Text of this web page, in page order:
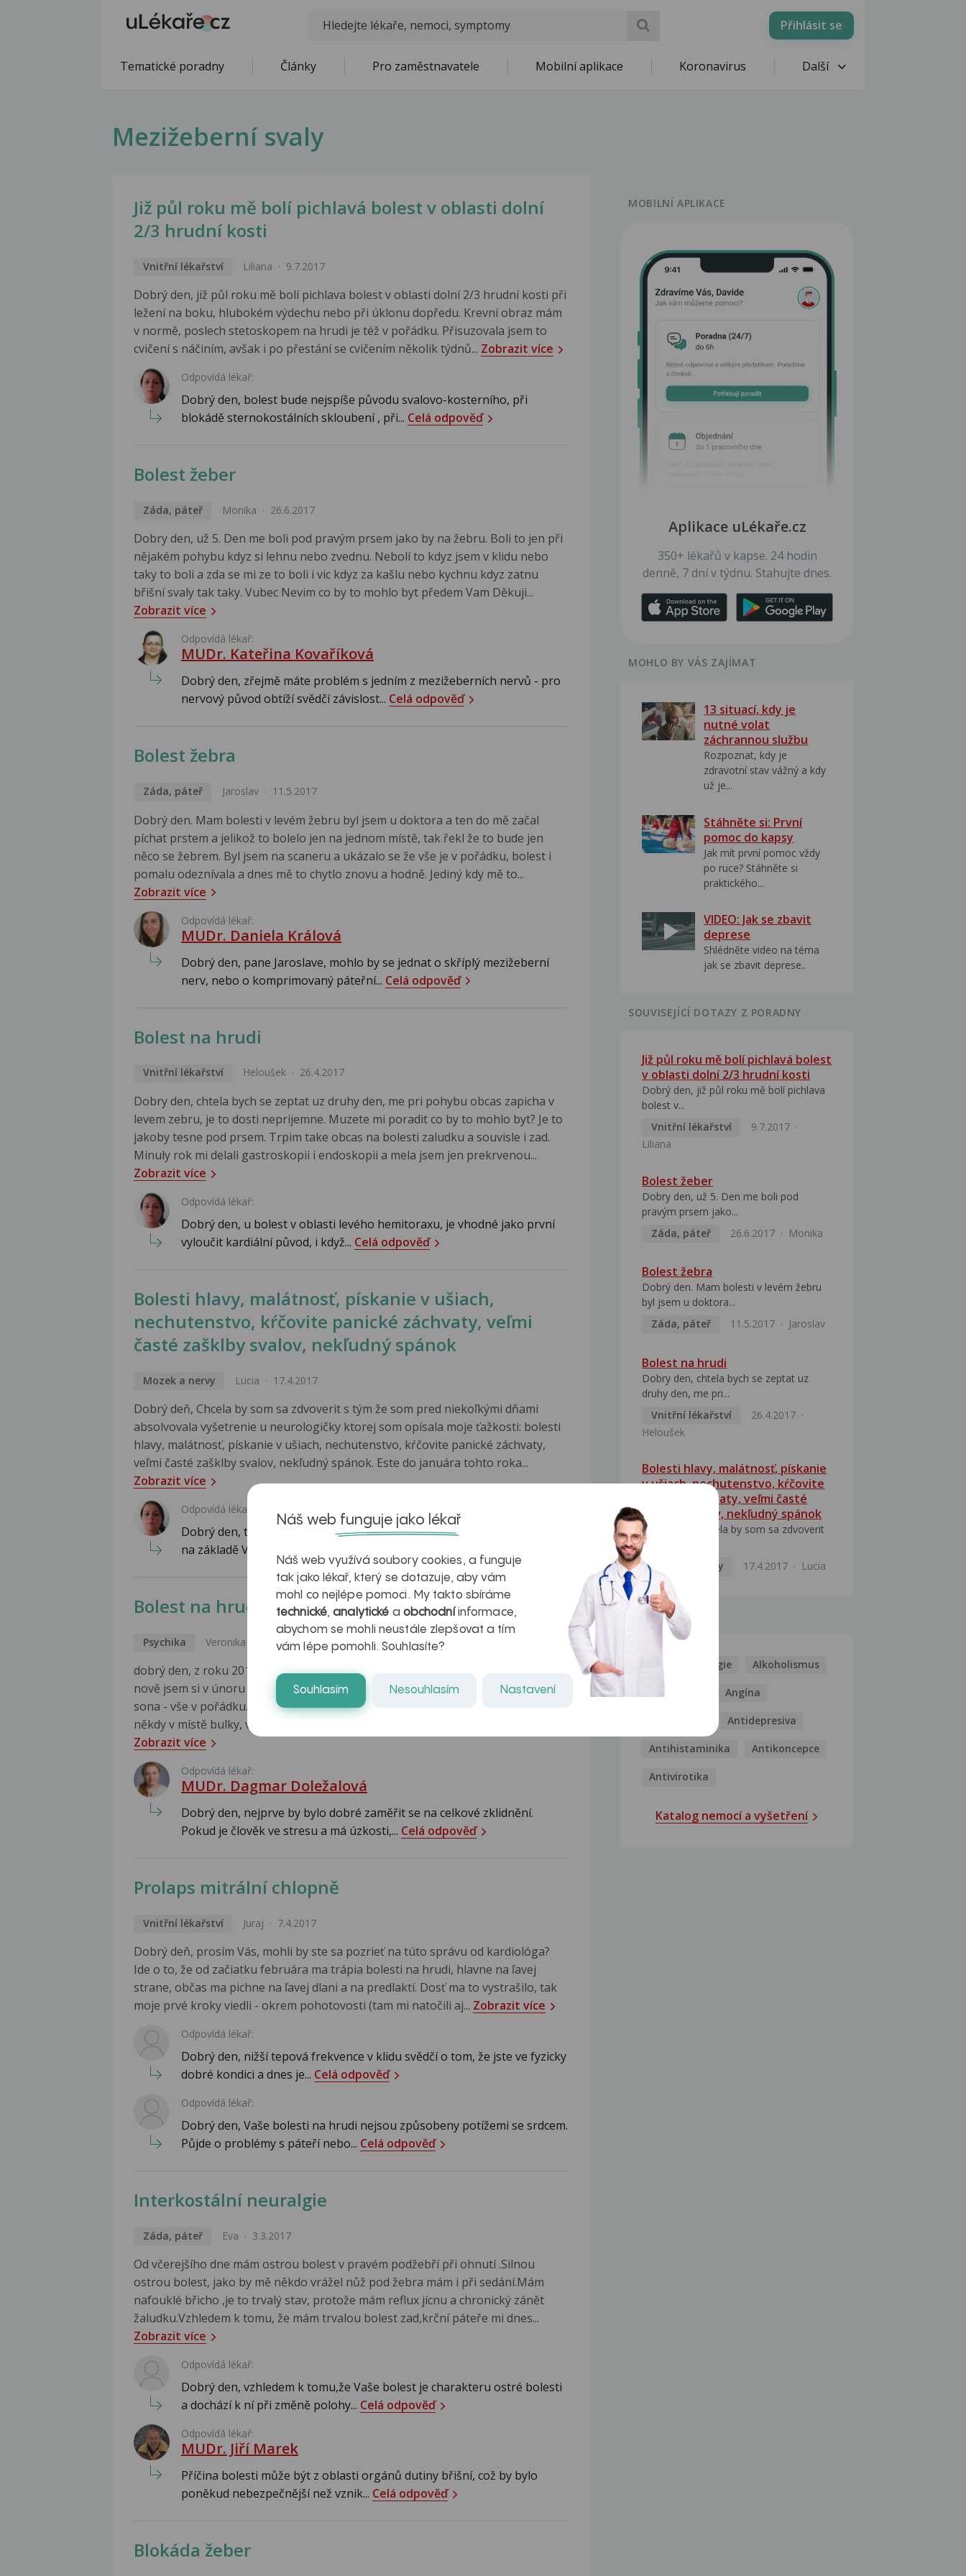
Přihlásit se
Tematické poradny Články Pro zaměstnavatele Mobilní aplikace Koronavirus Další
Mezižeberní svaly
Již půl roku mě bolí pichlavá bolest v oblasti dolní
2/3 hrudní kosti
Vnitřní lékařství Liliana 9.7.2017
Dobrý den, již půl roku mě bolí pichlava bolest v oblasti dolní 2/3 hrudní kosti při
ležení na boku, hlubokém výdechu nebo při úklonu dopředu. Krevní obraz mám
v normě, poslech stetoskopem na hrudi je též v pořádku. Přisuzovala jsem to
cvičení s náčiním, avšak i po přestání se cvičením několik týdnů... Zobrazit více
Odpovídá lékař:
Dobrý den, bolest bude nejspíše původu svalovo-kosterního, při
blokádě sternokostálních skloubení , při... Celá odpověď
Bolest žeber
Záda, páteř Monika 26.6.2017
Dobry den, už 5. Den me boli pod pravým prsem jako by na žebru. Boli to jen při
nějakém pohybu kdyz si lehnu nebo zvednu. Nebolí to kdyz jsem v klidu nebo
taky to boli a zda se mi ze to boli i vic kdyz za kašlu nebo kychnu kdyz zatnu
břišní svaly tak taky. Vubec Nevim co by to mohlo byt předem Vam Děkuji...
Zobrazit více
Odpovídá lékař:
MUDr. Kateřina Kovaříková
Dobrý den, zřejmě máte problém s jedním z mezižeberních nervů - pro
nervový původ obtíží svědčí závislost... Celá odpověď
Bolest žebra
Záda, páteř Jaroslav 11.5.2017
Dobrý den. Mam bolesti v levém žebru byl jsem u doktora a ten do mě začal
píchat prstem a jelikož to bolelo jen na jednom místě, tak řekl že to bude jen
něco se žebrem. Byl jsem na scaneru a ukázalo se že vše je v pořádku, bolest i
pomalu odeznívala a dnes mě to chytlo znovu a hodně. Jediný kdy mě to...
Zobrazit více
Odpovídá lékař:
MUDr. Daniela Králová
Dobrý den, pane Jaroslave, mohlo by se jednat o skříplý mezižeberní
nerv, nebo o komprimovaný páteřní... Celá odpověď
Bolest na hrudi
Vnitřní lékařství Heloušek 26.4.2017
Dobry den, chtela bych se zeptat uz druhy den, me pri pohybu obcas zapicha v
levem zebru, je to dosti neprijemne. Muzete mi poradit co by to mohlo byt? Je to
jakoby tesne pod prsem. Trpim take obcas na bolesti zaludku a souvisle i zad.
Minuly rok mi delali gastroskopii i endoskopii a mela jsem jen prekrvenou...
Zobrazit více
Odpovídá lékař:
Dobrý den, u bolest v oblasti levého hemitoraxu, je vhodné jako první
vyloučit kardiální původ, i když... Celá odpověď
Bolesti hlavy, malátnosť, pískanie v ušiach,
nechutenstvo, kŕčovite panické záchvaty, veľmi
časté zašklby svalov, nekľudný spánok
Mozek a nervy Lucia 17.4.2017
Dobrý deň, Chcela by som sa zdvoverit s tým že som pred niekoľkými dňami
absolvovala vyšetrenie u neurologičky ktorej som opísala moje ťažkosti: bolesti
hlavy, malátnosť, pískanie v ušiach, nechutenstvo, kŕčovite panické záchvaty,
veľmi časté zašklby svalov, nekľudný spánok. Este do januára tohto roka...
Zobrazit více
Odpovídá lékař:
Dobrý den, těžko uvěřit tomu, že Vás neuroložka nevyšetřila a jenom
na základě Vámi uvedených potíží...
Bolest na hrudi
Psychika Veronika 14.4.2017
dobrý den, z roku 2016 mám vyšetření srdce - vše v pořádku (vnitřní i venkovní),
nově jsem si v únoru na prsu (mezi podpaždím a bradavkou) našla bulku - dle
sona - vše v pořádku. Teď mě ale každý den ochromuje bolest nad levým prsem,
někdy v místě bulky, většinou nad prsem mezi podpaždím a prostředkem...
Zobrazit více
Odpovídá lékař:
MUDr. Dagmar Doležalová
Dobrý den, nejprve by bylo dobré zaměřit se na celkové zklidnění.
Pokud je člověk ve stresu a má úzkosti,... Celá odpověď
Prolaps mitrální chlopně
Vnitřní lékařství Juraj 7.4.2017
Dobrý deň, prosím Vás, mohli by ste sa pozrieť na túto správu od kardiológa?
Ide o to, že od začiatku februára ma trápia bolesti na hrudi, hlavne na ľavej
strane, občas ma pichne na ľavej dlani a na predlaktí. Dosť ma to vystrašilo, tak
moje prvé kroky viedli - okrem pohotovosti (tam mi natočili aj... Zobrazit více
Odpovídá lékař:
Dobrý den, nižší tepová frekvence v klidu svědčí o tom, že jste ve fyzicky
dobré kondici a dnes je... Celá odpověď
Odpovídá lékař:
Dobrý den, Vaše bolesti na hrudi nejsou způsobeny potížemi se srdcem.
Půjde o problémy s páteří nebo... Celá odpověď
Interkostální neuralgie
Záda, páteř Eva 3.3.2017
Od včerejšího dne mám ostrou bolest v pravém podžebří při ohnutí .Silnou
ostrou bolest, jako by mě někdo vrážel nůž pod žebra mám i při sedání.Mám
nafouklé břicho ,je to trvalý stav, protože mám reflux jícnu a chronický zánět
žaludku.Vzhledem k tomu, že mám trvalou bolest zad,krční páteře mi dnes...
Zobrazit více
Odpovídá lékař:
Dobrý den, vzhledem k tomu,že Vaše bolest je charakteru ostré bolesti
a dochází k ní při změně polohy... Celá odpověď
Odpovídá lékař:
MUDr. Jiří Marek
Příčina bolesti může být z oblasti orgánů dutiny břišní, což by bylo
poněkud nebezpečnější než vznik... Celá odpověď
Blokáda žeber
MOBILNÍ APLIKACE
Aplikace uLékaře.cz
350+ lékařů v kapse. 24 hodin
denně, 7 dní v týdnu. Stahujte dnes.
MOHLO BY VÁS ZAJÍMAT
13 situací, kdy je
nutné volat
záchrannou službu
Rozpoznat, kdy je
zdravotní stav vážný a kdy
už je...
Stáhněte si: První
pomoc do kapsy
Jak mít první pomoc vždy
po ruce? Stáhněte si
praktického...
VIDEO: Jak se zbavit
deprese
Shlédněte video na téma
jak se zbavit deprese..
SOUVISEJÍCÍ DOTAZY Z PORADNY
Již půl roku mě bolí pichlavá bolest
v oblasti dolní 2/3 hrudní kosti
Dobrý den, již půl roku mě bolí pichlava
bolest v...
Vnitřní lékařství
9.7.2017
Liliana
Bolest žeber
Dobry den, už 5. Den me boli pod
pravým prsem jako...
Záda, páteř
26.6.2017 Monika
Bolest žebra
Dobrý den. Mam bolesti v levém žebru
byl jsem u doktora...
Záda, páteř
11.5.2017 Jaroslav
Bolest na hrudi
Dobry den, chtela bych se zeptat uz
druhy den, me pri...
Vnitřní lékařství
26.4.2017
Heloušek
Bolesti hlavy, malátnosť, pískanie
v ušiach, nechutenstvo, kŕčovite
panické záchvaty, veľmi časté
zašklby svalov, nekľudný spánok
Dobrý deň, Chcela by som sa zdvoverit
s tým že som...
Mozek a nervy
17.4.2017 Lucia
NEMOCI
Alergie Alkoholismus
Angína
Antidepresiva
Antihistaminika Antikoncepce
Antivirotika
Katalog nemocí a vyšetření
Náš web funguje jako lékař
Náš web využívá soubory cookies, a funguje
tak jako lékař, který se dotazuje, aby vám
mohl co nejlépe pomoci. My takto sbíráme
technické,analytické a obchodníinformace,
abychom se mohli neustále zlepšovat a tím
vám lépe pomohli. Souhlasíte?
Souhlasím Nesouhlasím Nastavení